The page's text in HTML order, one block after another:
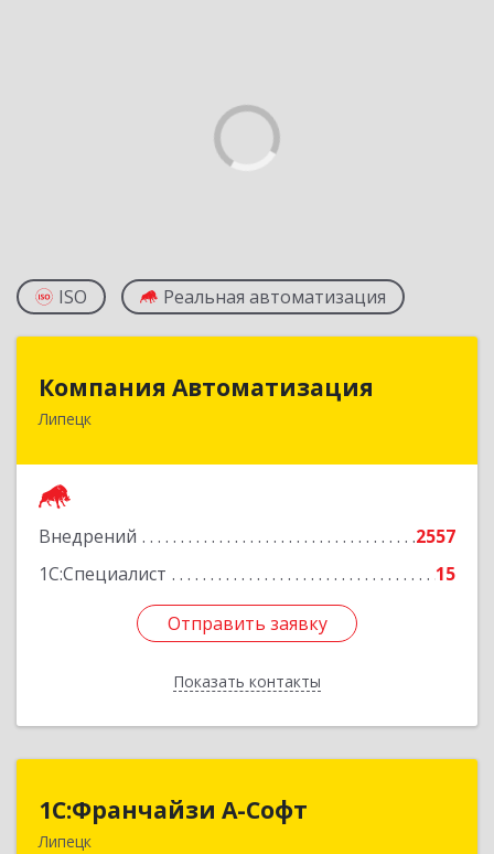
ISO Реальная автоматизация
Компания Автоматизация
Липецк
Внедрений
2557
1С:Специалист
15
Отправить заявку
Показать контакты
398001, Липецкая обл, Липецк г, Победы пл,
Отправить заявку
Назад
1С:Франчайзи А-Софт
Липецк
1С:Франчайзи А-Софт
398059, Липецкая обл, Липецк г, Фрунзе ул,